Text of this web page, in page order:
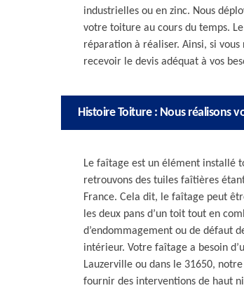
industrielles ou en zinc. Nous
votre toiture au cours du temps.
réparation à réaliser. Ainsi, si
recevoir le devis adéquat à vos
Histoire Toiture : Nous réalisons
Le faîtage est un élément installé
retrouvons des tuiles faîtières
France. Cela dit, le faîtage peut
les deux pans d’un toit tout en
d’endommagement ou de défaut
intérieur. Votre faîtage a besoin
Lauzerville ou dans le 31650,
fournir des interventions de haut